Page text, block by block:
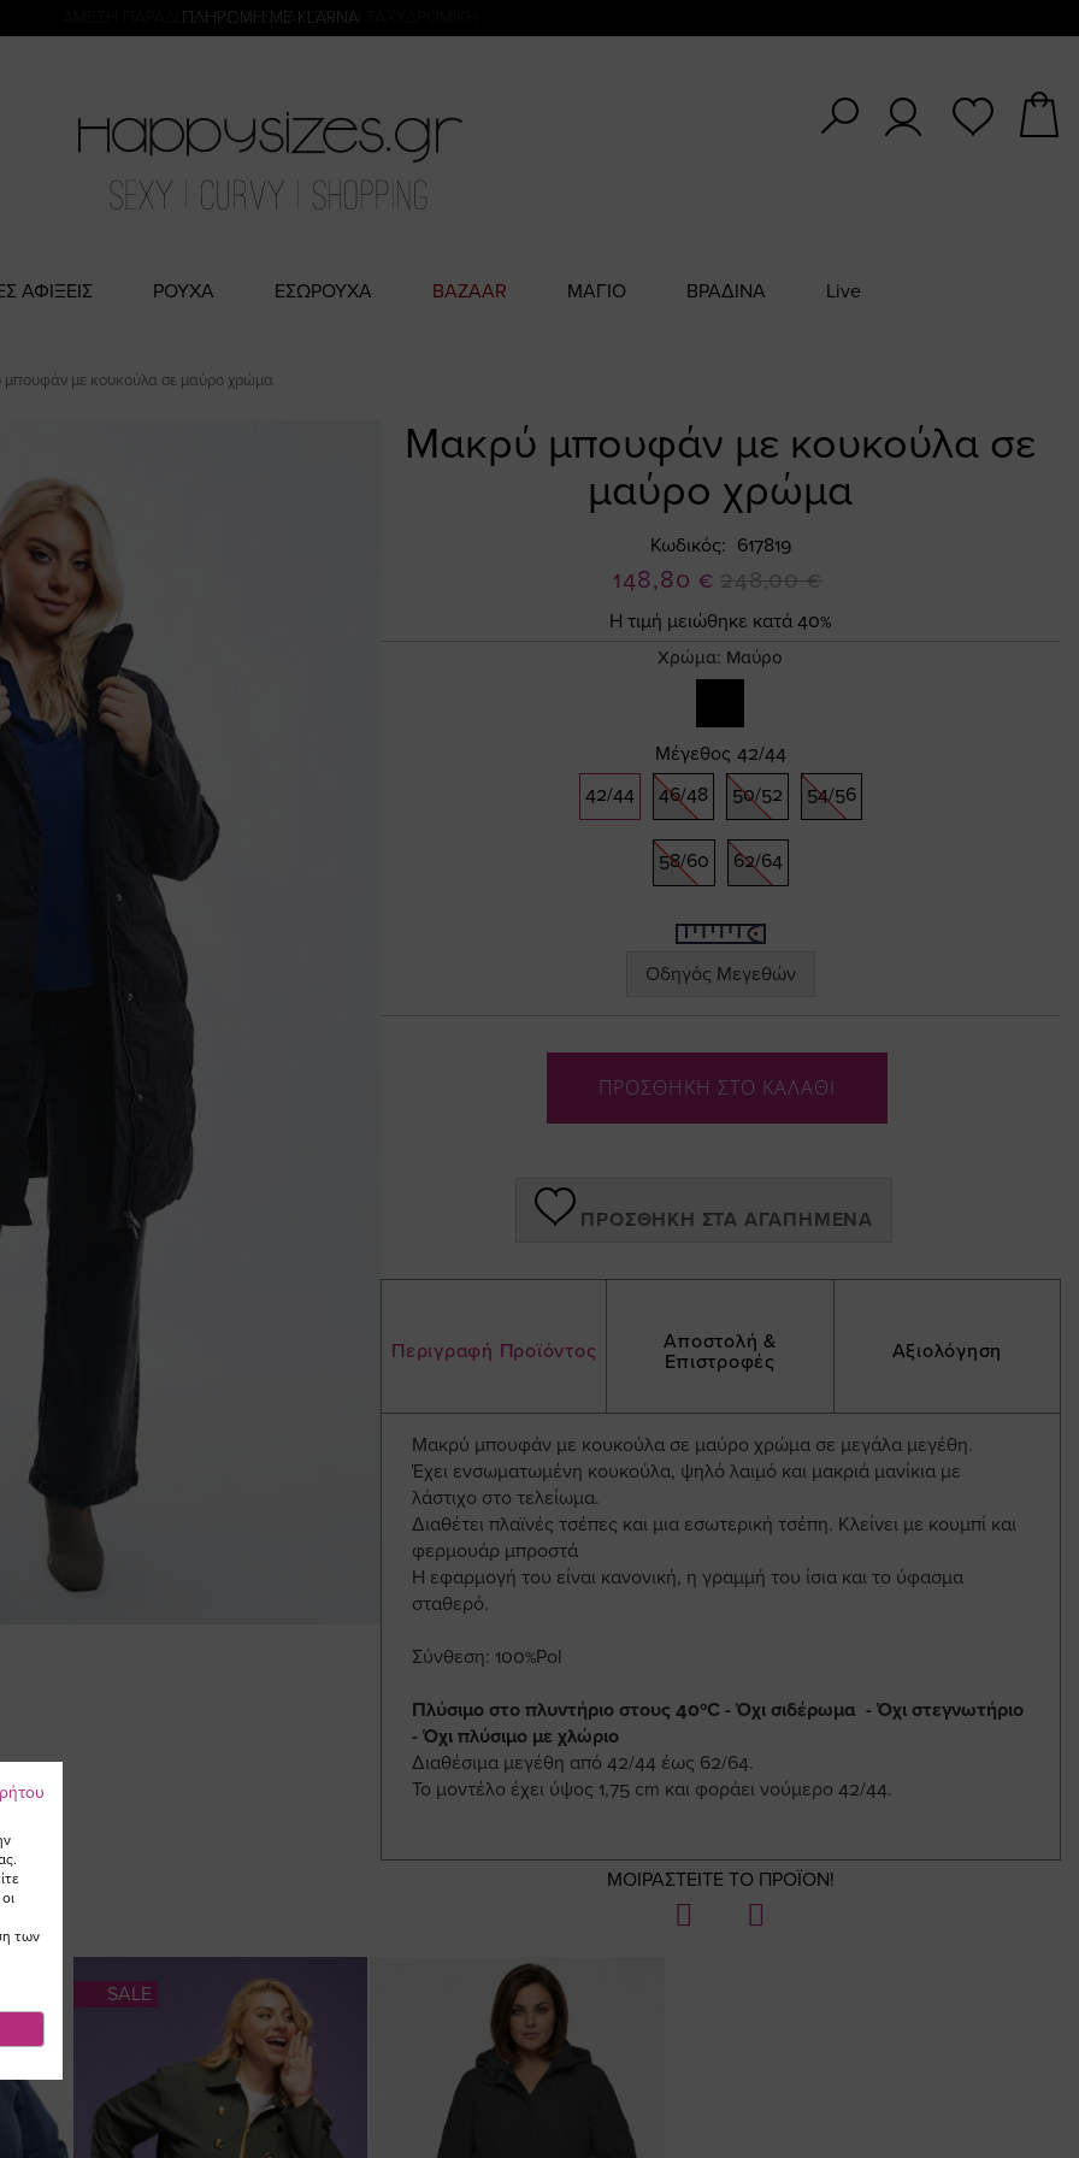
ΑΜΕΣΗ ΠΑΡΑΔΟΣΗ ΜΕ ACS ΚΑΙ ΓΕΝΙΚΗ ΤΑΧΥΔΡΟΜΙΚΉ
ΑΦΙΞΕΙΣ ΡΟΥΧΑ ΕΣΩΡΟΥΧΑ BAZAAR ΜΑΓΙΟ ΒΡΑΔΙΝΑ Live
με κουκούλα σε μαύρο χρώμα
Μακρύ μπουφάν με κουκούλα σε
μαύρο χρώμα
Κωδικός 617819
Ειδική
Τιμή
148,80 € 248,00 €
Η τιμή μειώθηκε κατά 40%
Χρώμα: Μαύρο
Μέγεθος 42/44
42/44
46/48 50/52 54/56
58/60 62/64
Οδηγός Μεγεθών
ΠΡΟΣΘΗΚΗ ΣΤΟ ΚΑΛΑΘΙ
ΠΡΟΣΘΉΚΗ ΣΤΑ ΑΓΑΠΗΜΈΝΑ
Περιγραφή Προϊόντος
Αποστολή &
Επιστροφές
Αξιολόγηση
Μακρύ μπουφάν με κουκούλα σε μαύρο χρώμα σε μεγάλα μεγέθη.
Έχει ενσωματωμένη κουκούλα, ψηλό λαιμό και μακριά μανίκια με
λάστιχο στο τελείωμα.
Διαθέτει πλαϊνές τσέπες και μια εσωτερική τσέπη. Κλείνει με κουμπί και
φερμουάρ μπροστά
Η εφαρμογή του είναι κανονική, η γραμμή του ίσια και το ύφασμα
σταθερό.
Σύνθεση: 100%Pol
Πλύσιμο στο πλυντήριο στους 40ºC - Όχι σιδέρωμα - Όχι στεγνωτήριο
- Όχι πλύσιμο με χλώριο
Διαθέσιμα μεγέθη από 42/44 έως 62/64.
Το μοντέλο έχει ύψος 1,75 cm και φοράει νούμερο 42/44.
ΜΟΙΡΑΣΤΕΙΤΕ ΤΟ ΠΡΟΪΟΝ!
SALE
των